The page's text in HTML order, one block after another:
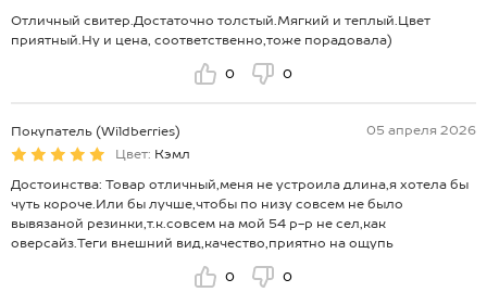
Отличный свитер.Достаточно толстый.Мягкий и теплый.Цвет
приятный.Ну и цена, соответственно,тоже порадовала)
0 0
Покупатель (Wildberries)
05 апреля 2026
Цвет: Кэмл
Достоинства: Товар отличный,меня не устроила длина,я хотела бы
чуть короче.Или бы лучше,чтобы по низу совсем не было
вывязаной резинки,т.к.совсем на мой 54 р-р не сел,как
оверсайз.Теги внешний вид,качество,приятно на ощупь
0 0